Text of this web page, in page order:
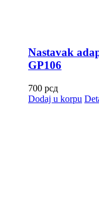
Nastavak
GP106
700 рсд
Dodaj u korpu